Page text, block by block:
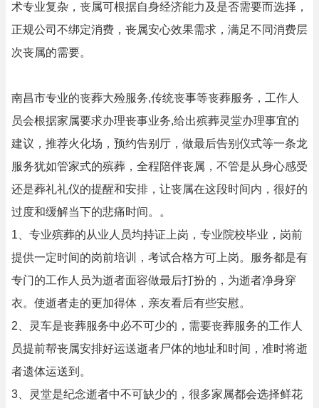
术专业复杂，丧属可根据自身经济能力及是否需要而选择，
正规公司不绑定消费，丧属安心效果需求，满足不同消费层
次丧属的需要。
南昌市专业的丧葬大殓服务,传统丧事等丧葬服务，工作人
员会根据家属要求办理丧事业务,给出殡葬灵堂办理事宜的
建议，推荐火化场，预约告别厅，做最后告别仪式等一条龙
服务犹如管家式的殡葬，全程陪伴丧属，不管是从身心感受
还是葬礼礼仪的提醒和安排，让丧属在这段时间内，很好的
过度和缓解当下的悲痛时间。。
1、专业殡葬的从业人员均持证上岗，专业院校毕业，岗前
提供一定时间的岗前培训，考试合格方可上岗。服务都是有
专门的工作人员为逝者面容做最后打扮的，为逝者净身穿
衣。使逝者走的更加得体，亲友看后有些安慰。
2、灵车是丧葬服务中必不可少的，需要丧葬服务的工作人
员提前帮丧属安排好运送逝者尸体的地址和时间，准时将逝
者遗体运送到。
3、灵堂是纪念逝者中不可缺少的，很多家属都会选择鲜花